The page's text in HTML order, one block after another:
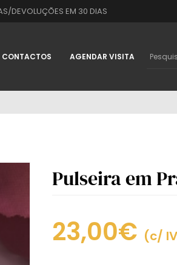
DEVOLUÇÕES EM 30 DIAS
CONTACTOS AGENDAR VISITA
Pulseira em
23,00€ (c/